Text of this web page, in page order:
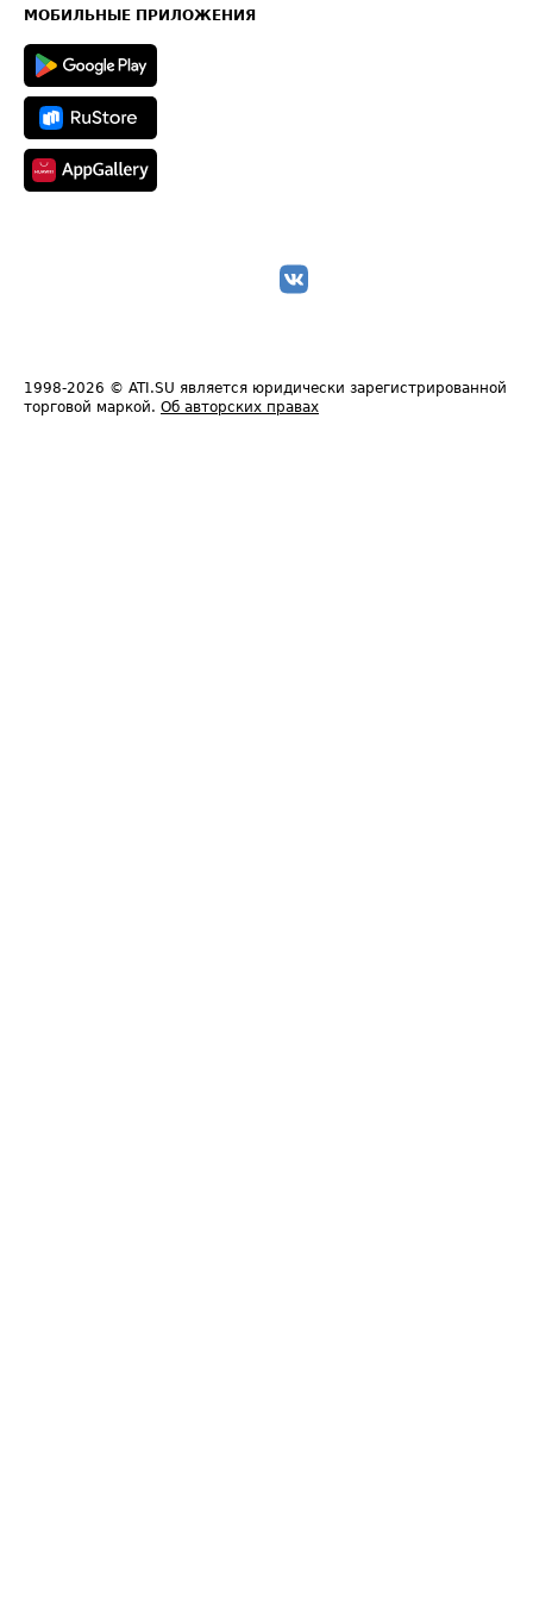
Техническая информация
МОБИЛЬНЫЕ ПРИЛОЖЕНИЯ
1998-2026 © ATI.SU является юридически зарегистрированной
торговой маркой. Об авторских правах